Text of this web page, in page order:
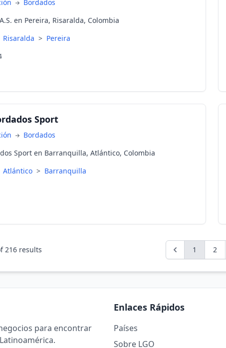
Bordados
en Pereira, Risaralda, Colombia
Risaralda > Pereira
Sport
Bordados
Sport en Barranquilla, Atlántico, Colombia
Atlántico > Barranquilla
216 results 1 2
para encontrar
Enlaces Rápidos
Países
Sobre LGO